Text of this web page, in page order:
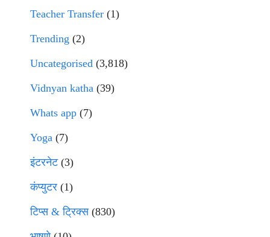
Teacher Transfer (1)
Trending (2)
Uncategorised (3,818)
Vidnyan katha (39)
Whats app (7)
Yoga (7)
इंटरनेट(3)
कंप्युटर (1)
टिप्स & ट्रिक्स(830)